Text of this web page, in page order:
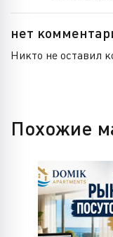
нет
Никто не оставил
Похожие